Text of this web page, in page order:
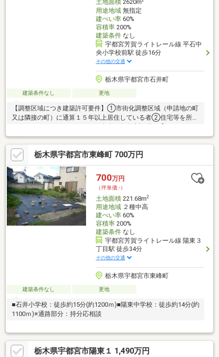
土地面積2620m
用途地域無指定
建ぺい率60%
容積率200%
建築条件なし
宇都宮芳賀ライトレール線 平石中
央小学校前駅 徒歩16分
その他の交通
栃木県宇都宮市石井町
建築条件なし 更地
【調整区域につき建築許可要件】①市街化調整区域（申請地の町
又は隣接の町）に通算１５年以上居住している者②住宅等を所有
していないなどのやむを得ない事由（無資産証明）【おすすめポ
イント】◯土地広々792坪です◯資材置場や太陽光パネルの設置
にオススメ◯建築条件なし〇平石地区に新施設東部総合公園～ア
ークタウン～がオープン※上下水道引き込みはお客様の負担とな
りますお気軽にお問い合わせください♪※価格には消費税を含みま
す
栃木県宇都宮市東峰町 700万円
700万円
（坪単価:-）
土地面積221.68m2
用途地域２種中高
建ぺい率60%
容積率200%
建築条件なし
宇都宮芳賀ライトレール線 陽東３
丁目駅 徒歩34分
その他の交通
栃木県宇都宮市東峰町
建築条件なし 更地
■石井小学校：徒歩約15分(約1200ｍ)■陽東中学校：徒歩約14分(約
1100ｍ)※通路部分：持分応相談
栃木県宇都宮市陽東１ 1,490万円